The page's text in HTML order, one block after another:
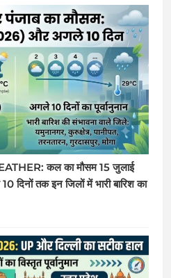
कल का मौसम 15 जुलाई
तक इन जिलों में भारी बारिश का